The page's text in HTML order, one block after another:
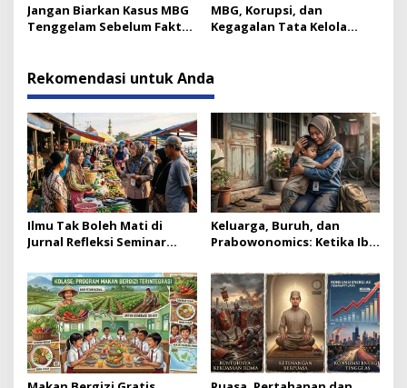
Jangan Biarkan Kasus MBG
Tenggelam Sebelum Fakta
MBG, Korupsi, dan
Kegagalan Tata Kelola
Rekomendasi untuk Anda
Ilmu Tak Boleh Mati di
Jurnal Refleksi Seminar
Keluarga, Buruh, dan
Prabowonomics: Ketika Ibu